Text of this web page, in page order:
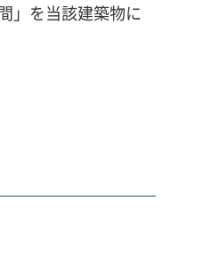
」を当該建築物に